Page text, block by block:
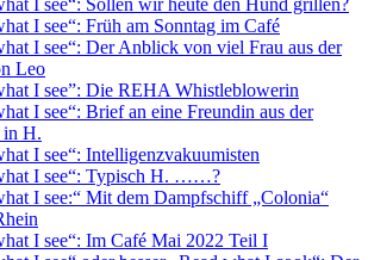
I see“: Sollen wir heute den Hund grillen?
I see“: Früh am Sonntag im Café
I see“: Der Anblick von viel Frau aus der
Leo
I see”: Die REHA Whistleblowerin
I see“: Brief an eine Freundin aus der
in H.
I see“: Intelligenzvakuumisten
I see“: Typisch H. ……?
I see:“ Mit dem Dampfschiff „Colonia“
I see“: Im Café Mai 2022 Teil I